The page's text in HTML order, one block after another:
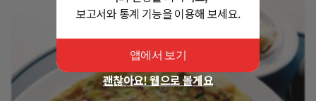
보고서와 통계 기능을 이용해 보세요.
앱에서 보기
괜찮아요! 웹으로 볼게요